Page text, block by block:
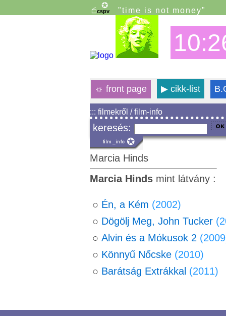
"time is not money"
☼ front page ▶cikk-list
::: filmekről / film-info
keresés:
Marcia Hinds
Marcia Hindsmint látvány :
○ Én, a Kém (2002)
○ Dögölj Meg, John Tucker
○ Alvin és a Mókusok 2
○ Könnyű Nőcske (2010)
○ Barátság Extrákkal (2011)